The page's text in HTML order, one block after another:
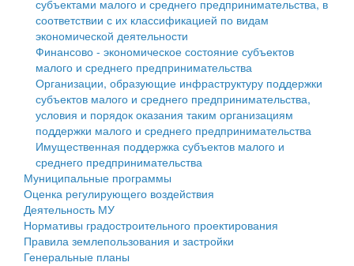
Антимонопольный комплаенс
Противодействие коррупции
Муниципальные программы
Контрольно-счетная палата
Персональные данные
Оценка регулирующего воздействия
Деятельность МУ
Нормативы градостроительного проектирования
Правила землепользования и застройки
Генеральные планы
Проекты планировки территории
субъектами малого и среднего предпринимательства, в
соответствии с их классификацией по видам
экономической деятельности
Финансово - экономическое состояние субъектов
малого и среднего предпринимательства
Организации, образующие инфраструктуру поддержки
субъектов малого и среднего предпринимательства,
условия и порядок оказания таким организациям
поддержки малого и среднего предпринимательства
Имущественная поддержка субъектов малого и
среднего предпринимательства
Муниципальные программы
Оценка регулирующего воздействия
Деятельность МУ
Нормативы градостроительного проектирования
Правила землепользования и застройки
Генеральные планы